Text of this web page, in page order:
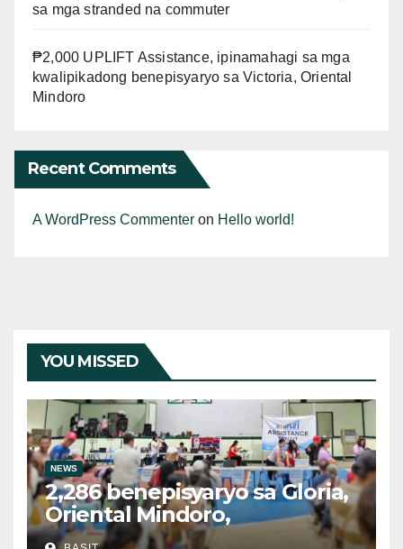
sa mga stranded na commuter
₱2,000 UPLIFT Assistance, ipinamahagi sa mga
kwalipikadong benepisyaryo sa Victoria, Oriental
Mindoro
Recent Comments
A WordPress Commenter on Hello world!
YOU MISSED
NEWS
2,286 benepisyaryo sa Gloria,
Oriental Mindoro,
tumanggap ng ₱2,000 UPLIFT